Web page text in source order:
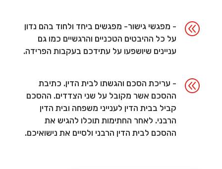
@
- מפגשי גישור- מפגשים ביחד ולחוד בהם נדון
על כל ההיבטים הטכניים והרגשיים כמו גם
עניינים שיושפעו על עתידכם בעקבות הפרידה.
@
- עריכת הסכם והגשתו לבית הדין. כתיבת
ההסכם אשר מקובל על שני הצדדים. ההסכם
קביל בבית הדין לענייני משפחה ובית הדין
הרבני. לאחר החתימות תוכלו להגיש את
ההסכם לבית הדין הרבני ולסיים את נישואיכם.